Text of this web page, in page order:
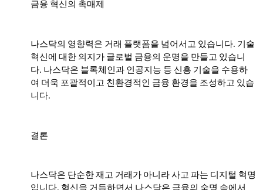
금융 혁신의 촉매제
나스닥의 영향력은 거래 플랫폼을 넘어서고 있습니다. 기술
혁신에 대한 의지가 글로벌 금융의 운명을 만들고 있습니
다. 나스닥은 블록체인과 인공지능 등 신흥 기술을 수용하
여 더욱 포괄적이고 친환경적인 금융 환경을 조성하고 있습
니다.
결론
나스닥은 단순한 재고 거래가 아니라 사고 파는 디지털 혁명